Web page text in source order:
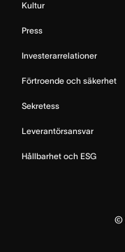
Kultur
Press
Investerarrelationer
Förtroende och säkerhet
Sekretess
Leverantörsansvar
Hållbarhet och ESG
©